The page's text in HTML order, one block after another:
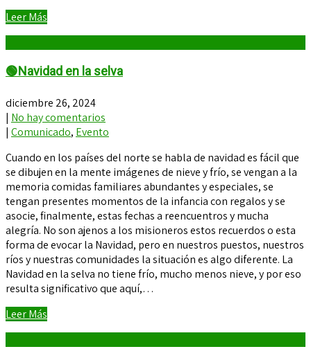
Leer Más
🟢Navidad en la selva
diciembre 26, 2024
| No hay comentarios
| Comunicado, Evento
Cuando en los países del norte se habla de navidad es fácil que
se dibujen en la mente imágenes de nieve y frío, se vengan a la
memoria comidas familiares abundantes y especiales, se
tengan presentes momentos de la infancia con regalos y se
asocie, finalmente, estas fechas a reencuentros y mucha
alegría. No son ajenos a los misioneros estos recuerdos o esta
forma de evocar la Navidad, pero en nuestros puestos, nuestros
ríos y nuestras comunidades la situación es algo diferente. La
Navidad en la selva no tiene frío, mucho menos nieve, y por eso
resulta significativo que aquí,…
Leer Más